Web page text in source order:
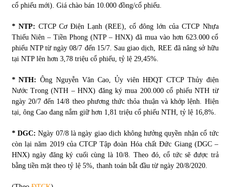
cổ phiếu mới). Giá chào bán 10.000 đồng/cổ phiếu.
* NTP: CTCP Cơ Điện Lạnh (REE), cổ đông lớn của CTCP Nhựa
Thiếu Niên – Tiền Phong (NTP – HNX) đã mua vào hơn 623.000 cổ
phiếu NTP từ ngày 08/7 đến 15/7. Sau giao dịch, REE đã nâng sở hữu
tại NTP lên hơn 3,78 triệu cổ phiếu, tỷ lệ 29,45%.
* NTH:Ông Nguyễn Văn Cao, Ủy viên HĐQT CTCP Thủy điện
Nước Trong (NTH – HNX) đăng ký mua 200.000 cổ phiếu NTH từ
ngày 20/7 đến 14/8 theo phương thức thỏa thuận và khớp lệnh. Hiện
tại, ông Cao đang nắm giữ hơn 1,81 triệu cổ phiếu NTH, tỷ lệ 16,8%.
* DGC:Ngày 07/8 là ngày giao dịch không hưởng quyền nhận cổ tức
còn lại năm 2019 của CTCP Tập đoàn Hóa chất Đức Giang (DGC –
HNX) ngày đăng ký cuối cùng là 10/8. Theo đó, cổ tức sẽ được trả
bằng tiền mặt theo tỷ lệ 5%, thanh toán bắt đầu từ ngày 20/8/2020.